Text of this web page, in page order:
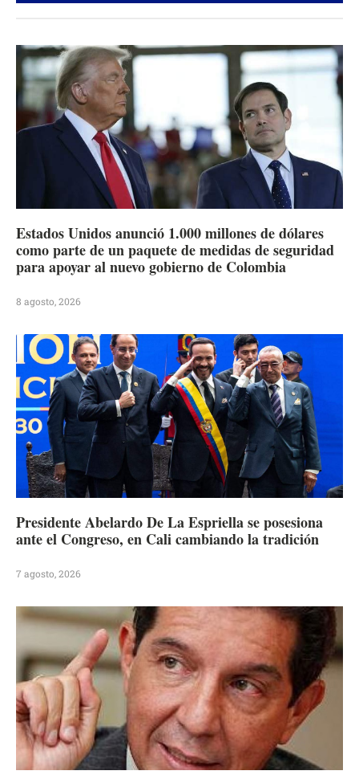
Estados Unidos anunció 1.000 millones de dólares
como parte de un paquete de medidas de seguridad
para apoyar al nuevo gobierno de Colombia
8 agosto, 2026
Presidente Abelardo De La Espriella se posesiona
ante el Congreso, en Cali cambiando la tradición
7 agosto, 2026